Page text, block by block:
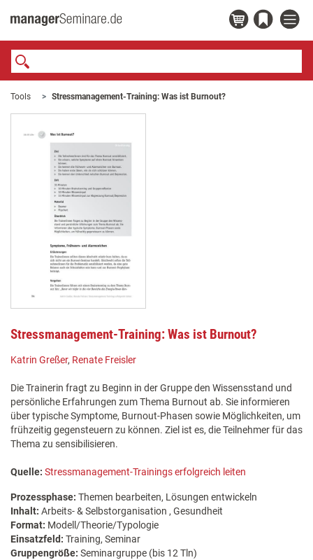
Tools Stressmanagement-Training: Was ist Burnout?
Stressmanagement-Training: Was ist Burnout?
Katrin Greßer, Renate Freisler
Die Trainerin fragt zu Beginn in der Gruppe den Wissensstand und
persönliche Erfahrungen zum Thema Burnout ab. Sie informieren
über typische Symptome, Burnout-Phasen sowie Möglichkeiten, um
frühzeitig gegensteuern zu können. Ziel ist es, die Teilnehmer für das
Thema zu sensibilisieren.
Quelle: Stressmanagement-Trainings erfolgreich leiten
Prozessphase: Themen bearbeiten, Lösungen entwickeln
Inhalt: Arbeits- & Selbstorganisation , Gesundheit
Format: Modell/Theorie/Typologie
Einsatzfeld: Training, Seminar
Gruppengröße: Seminargruppe (bis 12 Tln)